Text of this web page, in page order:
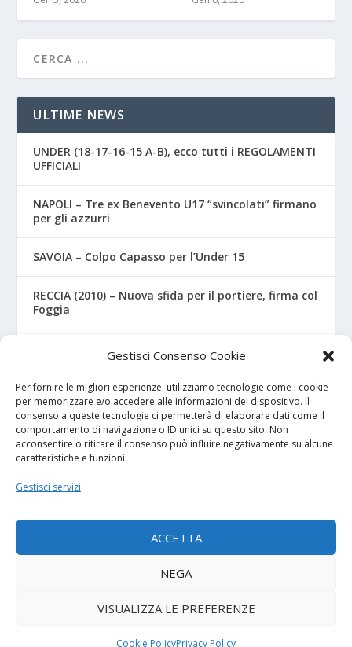
Gestisci Consenso Cookie
Per fornire le migliori esperienze, utilizziamo tecnologie come i cookie
per memorizzare e/o accedere alle informazioni del dispositivo. Il
consenso a queste tecnologie ci permetterà di elaborare dati come il
comportamento di navigazione o ID unici su questo sito. Non
acconsentire o ritirare il consenso può influire negativamente su alcune
caratteristiche e funzioni.
Gestisci servizi
ACCETTA
NEGA
VISUALIZZA LE PREFERENZE
Cookie PolicyPrivacy Policy
ULTIME NEWS
UNDER (18-17-16-15 A-B), ecco tutti i REGOLAMENTI
UFFICIALI
NAPOLI – Tre ex Benevento U17 “svincolati” firmano
per gli azzurri
SAVOIA – Colpo Capasso per l’Under 15
RECCIA (2010) – Nuova sfida per il portiere, firma col
Foggia
RIZZO – Dalla “Fratelli Bandiera” al Crotone: la
favola di Christian
I NOSTRI SPONSOR
Calcio Panchina
Diretta.it
Termini e condizioni